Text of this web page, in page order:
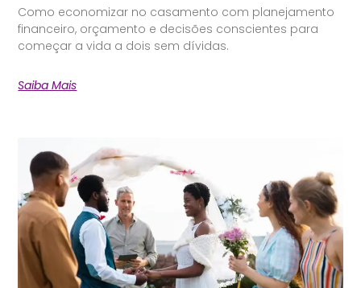
Como economizar no casamento com planejamento
financeiro, orçamento e decisões conscientes para
começar a vida a dois sem dívidas.
Saiba Mais